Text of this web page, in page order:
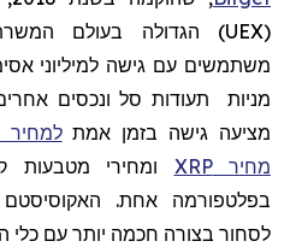
(
UEX
) הגדולה בעולם
משתמשים עם גישה למיליוני
מניות תעודות סל ונכסים
מציעה גישה בזמן אמתלמחיר
מחיר XRP
ומחירי מטבעות
בפלטפורמה אחת.
לסחור בצורה חכמה יותר עם כלי